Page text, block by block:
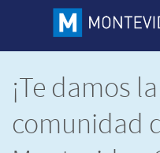
¡Te damos
comunidad